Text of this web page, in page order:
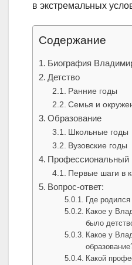
в экстремальных
Содержание
Биография
Детство
Ранние годы
Семья и
Образование
Школьные годы
Вузовские годы
Профессиональный
Первые шаги в
Вопрос-ответ:
Где
Какое у
было
Какое у
Какой